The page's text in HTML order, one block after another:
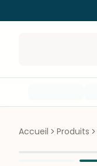
Accueil Produits